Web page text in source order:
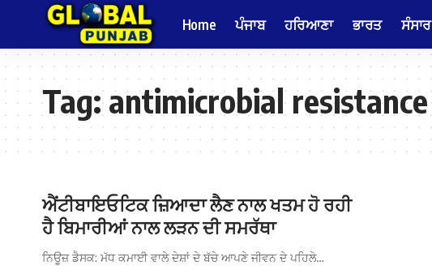
Home ਪੰਜਾਬ ਹਰਿਆਣਾ ਭਾਰਤ ਸੰਸਾਰ
Tag:antimicrobial resistance
ਐਂਟੀਬਾਇਓਟਿਕ ਜ਼ਿਆਦਾ ਲੈਣ ਨਾਲ ਖਤਮ ਹੋ ਰਹੀ
ਹੈ ਬਿਮਾਰੀਆਂ ਨਾਲ ਲੜਨ ਦੀ ਸਮਰੱਥਾ
ਨਿਊਜ਼ ਡੈਸਕ: ਮੱਧ ਕਮਾਈ ਵਾਲੇ ਦੇਸ਼ਾਂ ਦੇ ਬੱਚੇ ਆਪਣੇ ਜੀਵਨ ਦੇ ਪਹਿਲੇ…